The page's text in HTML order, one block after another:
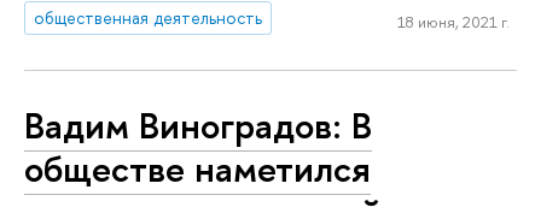
общественная деятельность
18 июня, 2021 г.
Вадим Виноградов: В
обществе наметился